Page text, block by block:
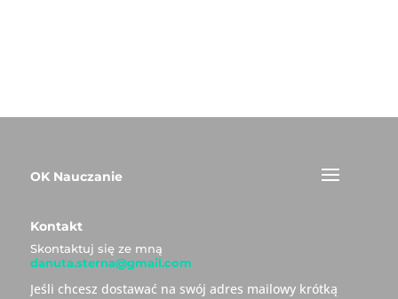
OK Nauczanie
Kontakt
Skontaktuj się ze mną
danuta.sterna@gmail.com
Jeśli chcesz dostawać na swój adres mailowy krótką